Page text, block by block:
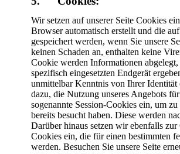
Wir setzen auf unserer Seite Cookies
Browser automatisch erstellt und die
gespeichert werden, wenn Sie unsere
keinen Schaden an, enthalten keine
Cookie werden Informationen
spezifisch eingesetzten Endgerät
unmittelbar Kenntnis von Ihrer Identität
dazu, die Nutzung unseres Angebots
sogenannte Session-Cookies ein, um
bereits besucht haben. Diese werden
Darüber hinaus setzen wir ebenfalls
Cookies ein, die für einen bestimmten
werden. Besuchen Sie unsere Seite